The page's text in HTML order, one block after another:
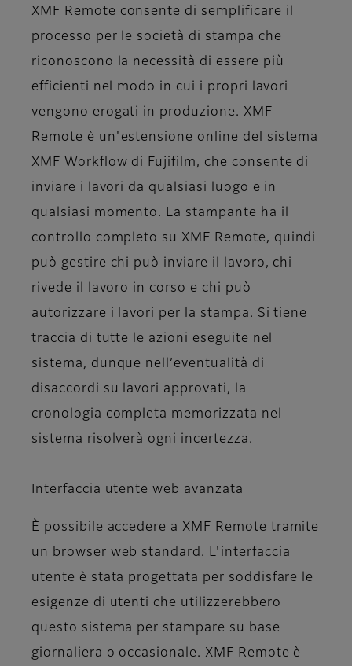
XMF Remote consente di semplificare il
processo per le società di stampa che
riconoscono la necessità di essere più
efficienti nel modo in cui i propri lavori
vengono erogati in produzione. XMF
Remote è un'estensione online del sistema
XMF Workflow di Fujifilm, che consente di
inviare i lavori da qualsiasi luogo e in
qualsiasi momento. La stampante ha il
controllo completo su XMF Remote, quindi
può gestire chi può inviare il lavoro, chi
rivede il lavoro in corso e chi può
autorizzare i lavori per la stampa. Si tiene
traccia di tutte le azioni eseguite nel
sistema, dunque nell’eventualità di
disaccordi su lavori approvati, la
cronologia completa memorizzata nel
sistema risolverà ogni incertezza.
Interfaccia utente web avanzata
È possibile accedere a XMF Remote tramite
un browser web standard. L'interfaccia
utente è stata progettata per soddisfare le
esigenze di utenti che utilizzerebbero
questo sistema per stampare su base
giornaliera o occasionale. XMF Remote è